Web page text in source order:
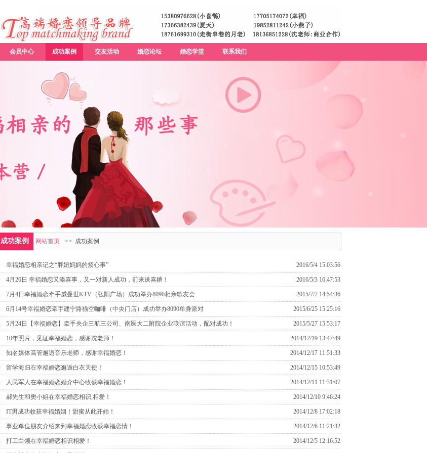
会员中心 成功案例 交友活动 婚恋论坛 婚恋学堂 联系我们
成功案例 网站首页 >> 成功案例
幸福婚恋相亲记之“胖妞妈妈的烦心事” 2016/5/4 15:03:56
4月26日 幸福婚恋又添喜事，又一对新人成功，前来送喜糖！ 2016/5/3 16:47:53
7月4日幸福婚恋牵手威曼世KTV（弘阳广场）成功举办8090相亲歌友会 2015/7/7 14:54:36
6月14号幸福婚恋牵手建宁路猫空咖啡（中央门店）成功举办8090单身派对 2015/6/25 15:25:16
5月24日【幸福婚恋】牵手央企三航三公司、南医大二附院企业联谊活动，配对成功！ 2015/5/27 15:53:17
10年照片，见证幸福婚恋，感谢沈老师！ 2014/12/19 13:47:49
知名媒体高管邂逅音乐老师，感谢幸福婚恋！ 2014/12/17 11:51:33
留学海归在幸福婚恋邂逅白衣天使！ 2014/12/15 10:53:49
人民军人在幸福婚恋婚介中心收获幸福婚恋！ 2014/12/11 11:31:07
郝先生和樊小姐在幸福婚恋相识,相爱！ 2014/12/10 9:46:24
IT男成功收获幸福婚姻！甜蜜从此开始！ 2014/12/8 17:02:18
事业单位朋友介绍来到幸福婚恋收获幸福恋情！ 2014/12/6 11:21:32
打工白领在幸福婚恋相识相爱！ 2014/12/5 12:16:52